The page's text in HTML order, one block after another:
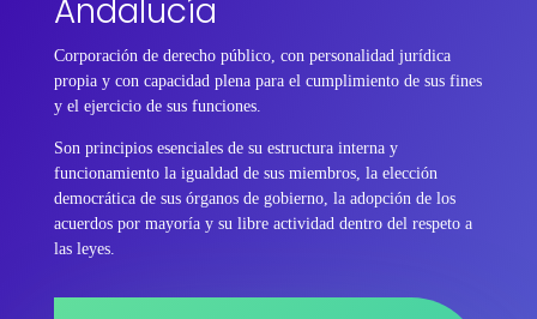
Andalucía
Corporación de derecho público, con personalidad jurídica
propia y con capacidad plena para el cumplimiento de sus fines
y el ejercicio de sus funciones.
Son principios esenciales de su estructura interna y
funcionamiento la igualdad de sus miembros, la elección
democrática de sus órganos de gobierno, la adopción de los
acuerdos por mayoría y su libre actividad dentro del respeto a
las leyes.